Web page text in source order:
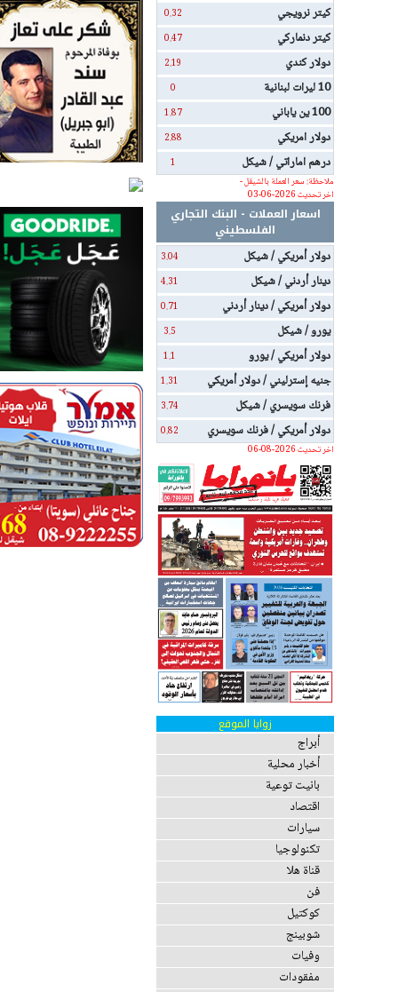
كيتر نرويجي 0.32
كيتر دنماركي 0.47
دولار كندي 2.19
10 ليرات لبنانية 0
100 ين ياباني 1.87
دولار امريكي 2.88
درهم اماراتي / شيكل
1
ملاحظة: سعر العملة بالشيقل -
اخر تحديث 2026-06-03
اسعار العملات - البنك التجاري
الفلسطيني
دولار أمريكي / شيكل
3.04
دينار أردني / شيكل 4.31
دولار أمريكي / دينار أردني 0.71
يورو / شيكل 3.5
دولار أمريكي / يورو 1.1
جنيه إسترليني / دولار أمريكي 1.31
فرنك سويسري / شيكل 3.74
دولار أمريكي / فرنك سويسري
0.82
اخر تحديث 2026-08-06
زوايا الموقع
أبراج
أخبار محلية
بانيت توعية
اقتصاد
سيارات
تكنولوجيا
قناة هلا
فن
كوكتيل
شوبينج
وفيات
مفقودات